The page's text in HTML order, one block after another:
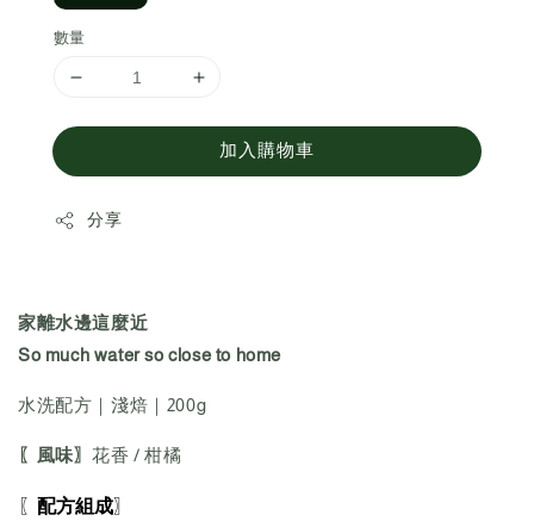
數量
加入購物車
分享
家離水邊這麼近
So much water so close to home
水洗配方｜淺焙｜200g
〖風味〗花香 / 柑橘
〖 配方組成〗